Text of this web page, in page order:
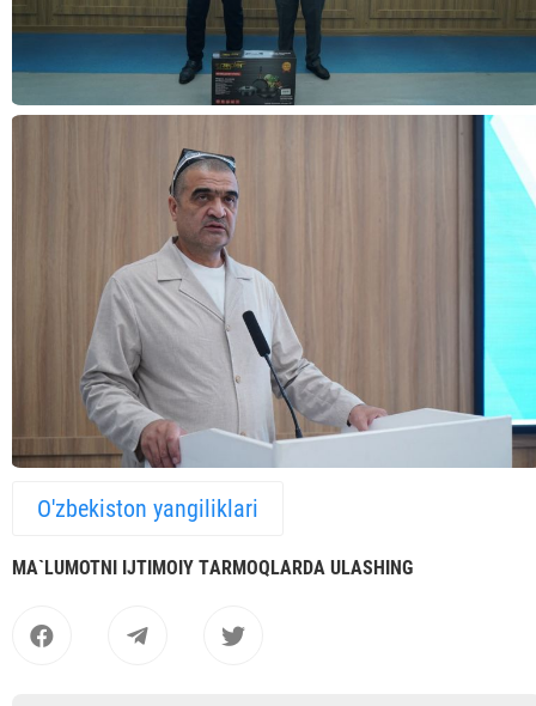
O'zbekiston yangiliklari
MА`LUMOTNI IJTIMOIY TАRMOQLАRDА ULАSHING